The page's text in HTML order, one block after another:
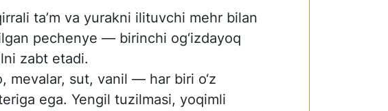
ta’m va yurakni ilituvchi mehr bilan
pechenye — birinchi og‘izdayoq
zabt etadi.
mevalar, sut, vanil — har biri o‘z
ega. Yengil tuzilmasi, yoqimli